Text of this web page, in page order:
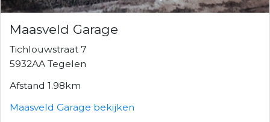
Maasveld Garage
Tichlouwstraat 7
5932AA Tegelen
Afstand 1.98km
Maasveld Garage bekijken